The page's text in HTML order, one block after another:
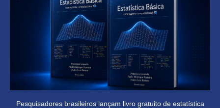
Pesquisadores brasileiros lançam livro gratuito de estatística